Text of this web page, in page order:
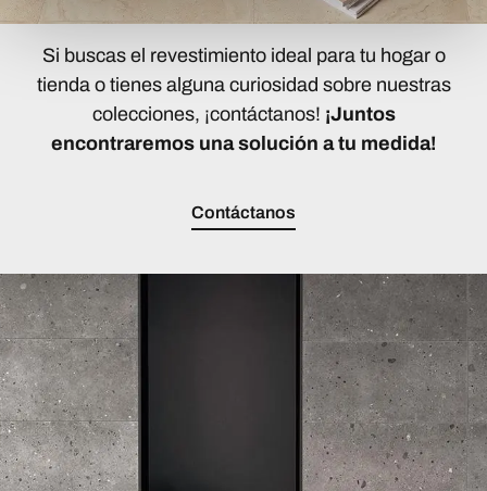
Si buscas el revestimiento ideal para tu hogar o
tienda o tienes alguna curiosidad sobre nuestras
colecciones, ¡contáctanos! ¡Juntos
encontraremos una solución a tu medida!
Contáctanos